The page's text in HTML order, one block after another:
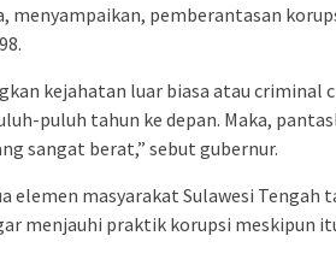
menyampaikan, pemberantasan
kejahatan luar biasa atau criminal
puluh tahun ke depan. Maka,
sangat berat,” sebut gubernur.
elemen masyarakat Sulawesi Tengah
menjauhi praktik korupsi meskipun